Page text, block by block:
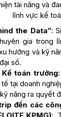
tài năng và
lĩnh vực kế
the Data”:
gia trong
hướng và kỹ
số.
Kế toán trưởng
tại doanh
năng ra quyết
đến các